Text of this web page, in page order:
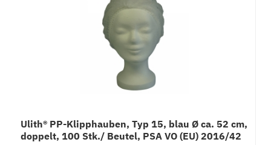
Ulith® PP-Klipphauben, Typ 15, blau Ø ca. 52 cm,
doppelt, 100 Stk./ Beutel, PSA VO (EU) 2016/42